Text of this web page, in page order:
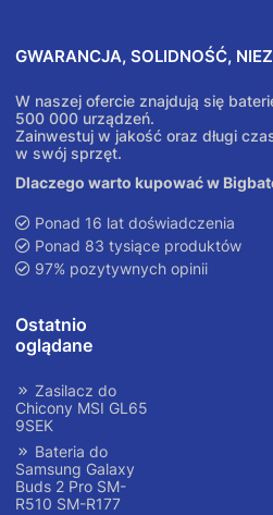
GWARANCJA, SOLIDNOŚĆ,
W naszej ofercie znajdują się
500 000 urządzeń.
Zainwestuj w jakość oraz długi
w swój sprzęt.
Dlaczego warto kupować w
Ponad 16 lat doświadczenia
Ponad 83 tysiące produktów
97% pozytywnych opinii
Ostatnio
oglądane
Zasilacz do
Chicony MSI GL65
9SEK
Bateria do
Samsung Galaxy
Buds 2 Pro SM-
R510 SM-R177